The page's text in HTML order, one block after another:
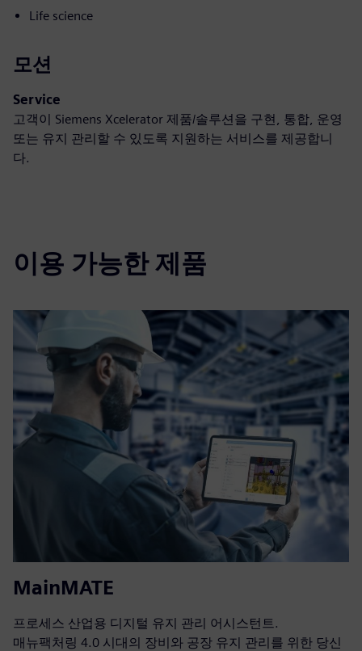
Life science
모션
Service
고객이 Siemens Xcelerator 제품/솔루션을 구현, 통합, 운영
또는 유지 관리할 수 있도록 지원하는 서비스를 제공합니
다.
이용 가능한 제품
MainMATE
프로세스 산업용 디지털 유지 관리 어시스턴트.
매뉴팩처링 4.0 시대의 장비와 공장 유지 관리를 위한 당신